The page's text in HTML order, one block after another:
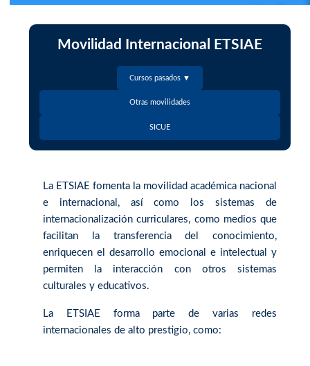
Movilidad Internacional ETSIAE
Cursos pasados ▼
Otras movilidades
SICUE
La ETSIAE fomenta la movilidad académica nacional
e internacional, así como los sistemas de
internacionalización curriculares, como medios que
facilitan la transferencia del conocimiento,
enriquecen el desarrollo emocional e intelectual y
permiten la interacción con otros sistemas
culturales y educativos.
La ETSIAE forma parte de varias redes
internacionales de alto prestigio, como: